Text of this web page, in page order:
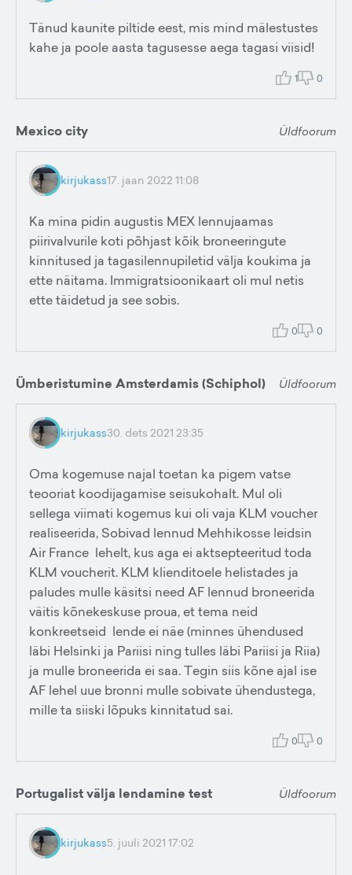
Tänud kaunite piltide eest, mis mind mälestustes
kahe ja poole aasta tagusesse aega tagasi viisid!
1 0
Mexico city Üldfoorum
kirjukass17. jaan 2022 11:08
Ka mina pidin augustis MEX lennujaamas
piirivalvurile koti põhjast kõik broneeringute
kinnitused ja tagasilennupiletid välja koukima ja
ette näitama. Immigratsioonikaart oli mul netis
ette täidetud ja see sobis.
0 0
Ümberistumine Amsterdamis (Schiphol) Üldfoorum
kirjukass30. dets 2021 23:35
Oma kogemuse najal toetan ka pigem vatse
teooriat koodijagamise seisukohalt. Mul oli
sellega viimati kogemus kui oli vaja KLM voucher
realiseerida, Sobivad lennud Mehhikosse leidsin
Air France lehelt, kus aga ei aktsepteeritud toda
KLM voucherit. KLM klienditoele helistades ja
paludes mulle käsitsi need AF lennud broneerida
väitis kõnekeskuse proua, et tema neid
konkreetseid lende ei näe (minnes ühendused
läbi Helsinki ja Pariisi ning tulles läbi Pariisi ja Riia)
ja mulle broneerida ei saa. Tegin siis kõne ajal ise
AF lehel uue bronni mulle sobivate ühendustega,
mille ta siiski lõpuks kinnitatud sai.
0 0
Portugalist välja lendamine test Üldfoorum
kirjukass5. juuli 2021 17:02